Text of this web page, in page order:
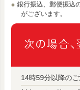
銀行振込、郵便振込
がございます。
14時59分以降の